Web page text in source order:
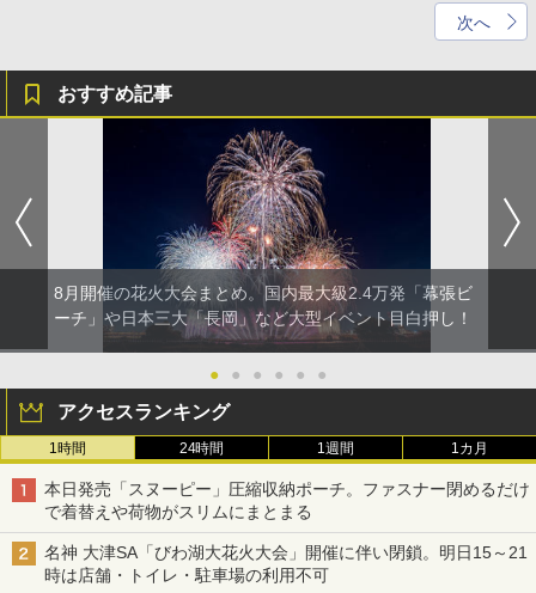
次へ
おすすめ記事
8月開催の花火大会まとめ。国内最大級2.4万発「幕張ビ
ーチ」や日本三大「長岡」など大型イベント目白押し！
● ● ● ● ● ●
アクセスランキング
1時間 24時間 1週間 1カ月
本日発売「スヌーピー」圧縮収納ポーチ。ファスナー閉めるだけ
で着替えや荷物がスリムにまとまる
名神 大津SA「びわ湖大花火大会」開催に伴い閉鎖。明日15～21
時は店舗・トイレ・駐車場の利用不可